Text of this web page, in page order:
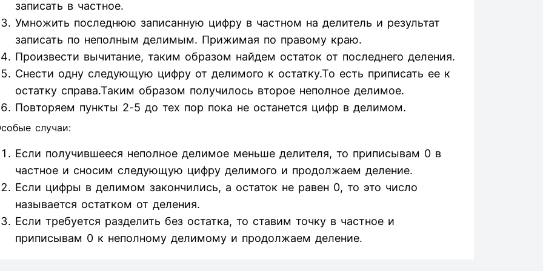
записать в частное.
Умножить последнюю записанную цифру в частном на делитель и результат
записать по неполным делимым. Прижимая по правому краю.
Произвести вычитание, таким образом найдем остаток от последнего деления.
Снести одну следующую цифру от делимого к остатку.То есть приписать ее к
остатку справа.Таким образом получилось второе неполное делимое.
Повторяем пункты 2-5 до тех пор пока не останется цифр в делимом.
случаи:
Если получившееся неполное делимое меньше делителя, то приписывам 0 в
частное и сносим следующую цифру делимого и продолжаем деление.
Если цифры в делимом закончились, а остаток не равен 0, то это число
называется остатком от деления.
Если требуется разделить без остатка, то ставим точку в частное и
приписывам 0 к неполному делимому и продолжаем деление.